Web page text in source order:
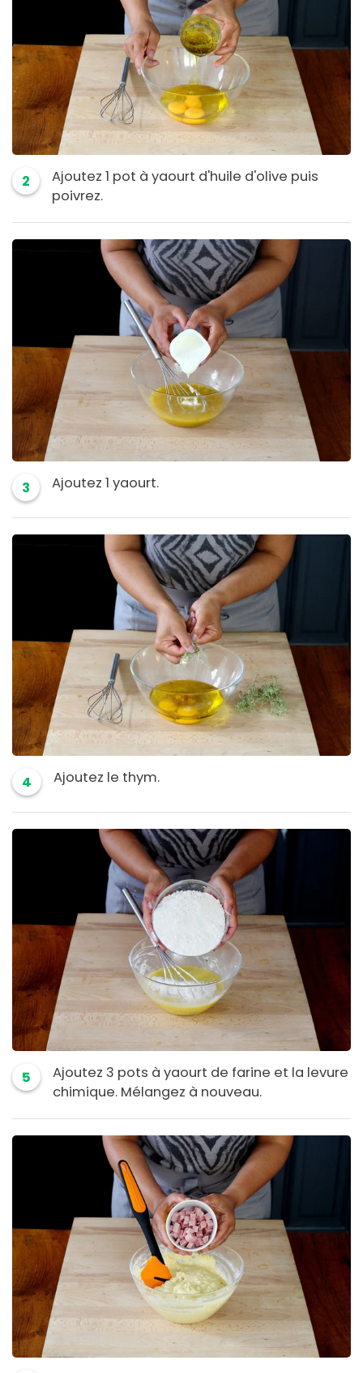
2
Ajoutez 1 pot à yaourt d'huile d'olive puis
poivrez.
3 Ajoutez 1 yaourt.
4 Ajoutez le thym.
5
Ajoutez 3 pots à yaourt de farine et la levure
chimique. Mélangez à nouveau.